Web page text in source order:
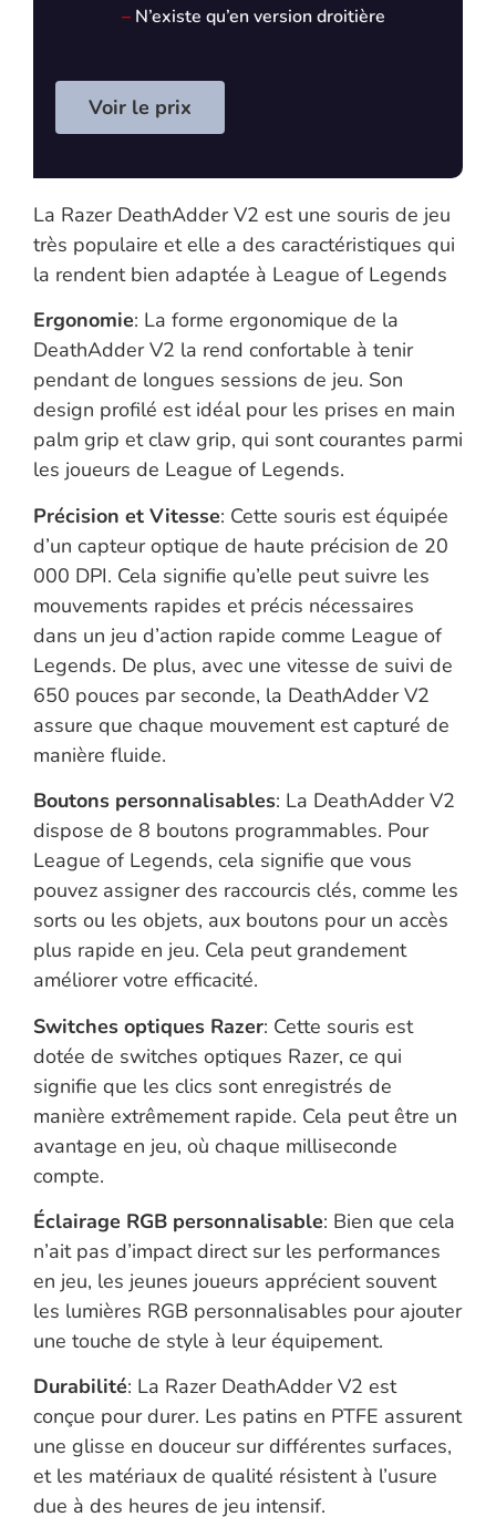
– N’existe qu’en version droitière
Voir le prix
La Razer DeathAdder V2 est une souris de jeu
très populaire et elle a des caractéristiques qui
la rendent bien adaptée à League of Legends
Ergonomie: La forme ergonomique de la
DeathAdder V2 la rend confortable à tenir
pendant de longues sessions de jeu. Son
design profilé est idéal pour les prises en main
palm grip et claw grip, qui sont courantes parmi
les joueurs de League of Legends.
Précision et Vitesse: Cette souris est équipée
d’un capteur optique de haute précision de 20
000 DPI. Cela signifie qu’elle peut suivre les
mouvements rapides et précis nécessaires
dans un jeu d’action rapide comme League of
Legends. De plus, avec une vitesse de suivi de
650 pouces par seconde, la DeathAdder V2
assure que chaque mouvement est capturé de
manière fluide.
Boutons personnalisables: La DeathAdder V2
dispose de 8 boutons programmables. Pour
League of Legends, cela signifie que vous
pouvez assigner des raccourcis clés, comme les
sorts ou les objets, aux boutons pour un accès
plus rapide en jeu. Cela peut grandement
améliorer votre efficacité.
Switches optiques Razer: Cette souris est
dotée de switches optiques Razer, ce qui
signifie que les clics sont enregistrés de
manière extrêmement rapide. Cela peut être un
avantage en jeu, où chaque milliseconde
compte.
Éclairage RGB personnalisable: Bien que cela
n’ait pas d’impact direct sur les performances
en jeu, les jeunes joueurs apprécient souvent
les lumières RGB personnalisables pour ajouter
une touche de style à leur équipement.
Durabilité: La Razer DeathAdder V2 est
conçue pour durer. Les patins en PTFE assurent
une glisse en douceur sur différentes surfaces,
et les matériaux de qualité résistent à l’usure
due à des heures de jeu intensif.